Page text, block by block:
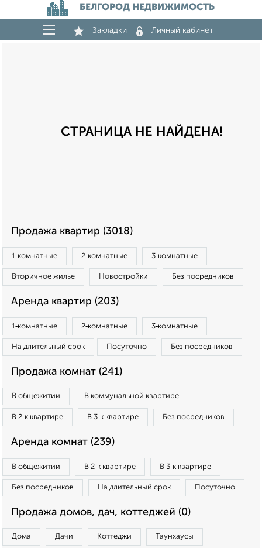
БЕЛГОРОД НЕДВИЖИМОСТЬ
Закладки Личный кабинет
СТРАНИЦА НЕ НАЙДЕНА!
Продажа квартир (3018)
1‑комнатные 2‑комнатные 3‑комнатные
Вторичное жилье Новостройки Без посредников
Аренда квартир (203)
1‑комнатные 2‑комнатные 3‑комнатные
На длительный срок Посуточно Без посредников
Продажа комнат (241)
В общежитии В коммунальной квартире
В 2‑к квартире В 3‑к квартире Без посредников
Аренда комнат (239)
В общежитии В 2‑к квартире В 3‑к квартире
Без посредников На длительный срок Посуточно
Продажа домов, дач, коттеджей (0)
Дома Дачи Коттеджи Таунхаусы